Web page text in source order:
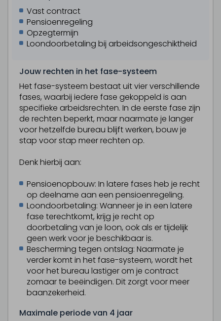
Vast contract
Pensioenregeling
Opzegtermijn
Loondoorbetaling bij arbeidsongeschiktheid
Jouw rechten in het fase-systeem
Het fase-systeem bestaat uit vier verschillende
fases, waarbij iedere fase gekoppeld is aan
specifieke arbeidsrechten. In de eerste fase zijn
de rechten beperkt, maar naarmate je langer
voor hetzelfde bureau blijft werken, bouw je
stap voor stap meer rechten op.
Denk hierbij aan:
Pensioenopbouw: In latere fases heb je recht
op deelname aan een pensioenregeling.
Loondoorbetaling: Wanneer je in een latere
fase terechtkomt, krijg je recht op
doorbetaling van je loon, ook als er tijdelijk
geen werk voor je beschikbaar is.
Bescherming tegen ontslag: Naarmate je
verder komt in het fase-systeem, wordt het
voor het bureau lastiger om je contract
zomaar te beëindigen. Dit zorgt voor meer
baanzekerheid.
Maximale periode van 4 jaar